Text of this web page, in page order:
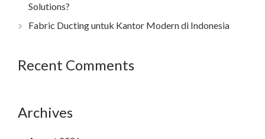
Solutions?
Fabric Ducting untuk Kantor Modern di Indonesia
Recent Comments
Archives